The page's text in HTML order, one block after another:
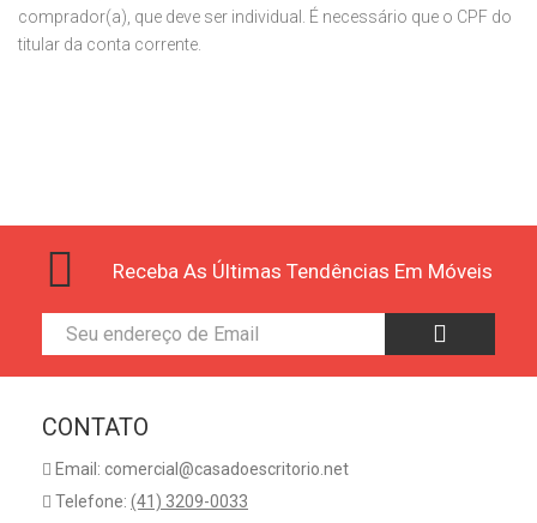
comprador(a), que deve ser individual. É necessário que o CPF do
titular da conta corrente.
Receba As Últimas Tendências Em Móveis
CONTATO
Email: comercial@casadoescritorio.net
Telefone: (41) 3209-0033